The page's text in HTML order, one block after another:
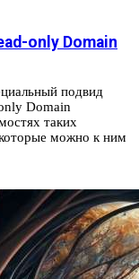
only Domain
подвид
Domain
таких
можно к ним